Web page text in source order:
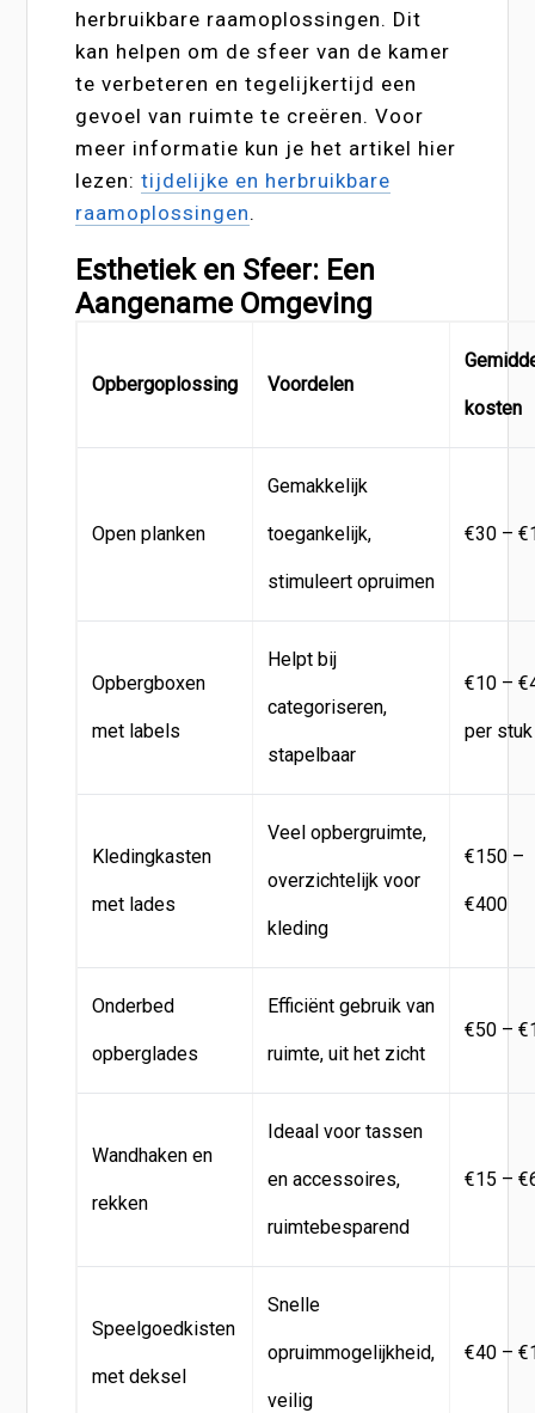
herbruikbare raamoplossingen. Dit
kan helpen om de sfeer van de kamer
te verbeteren en tegelijkertijd een
gevoel van ruimte te creëren. Voor
meer informatie kun je het artikel hier
lezen:tijdelijke en herbruikbare
raamoplossingen.
Esthetiek en Sfeer: Een
Aangename Omgeving
Opbergoplossing Voordelen
kosten
Open planken
Gemakkelijk
toegankelijk,
stimuleert opruimen
€30 –
Opbergboxen
met labels
Helpt bij
categoriseren,
stapelbaar
€10 –
per stuk
Kledingkasten
met lades
Veel opbergruimte,
overzichtelijk voor
kleding
€150 –
€400
Onderbed
opberglades
Efficiënt gebruik van
ruimte, uit het zicht
€50 –
Wandhaken en
rekken
Ideaal voor tassen
en accessoires,
ruimtebesparend
€15 –
Speelgoedkisten
met deksel
Snelle
opruimmogelijkheid,
veilig
€40 –